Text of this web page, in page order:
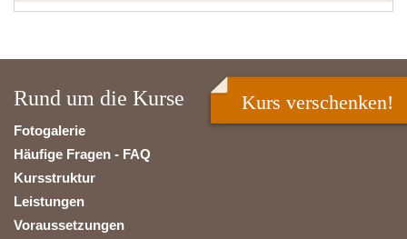
Rund um die Kurse
Fotogalerie
Häufige Fragen - FAQ
Kursstruktur
Leistungen
Voraussetzungen
Kurs verschenken!